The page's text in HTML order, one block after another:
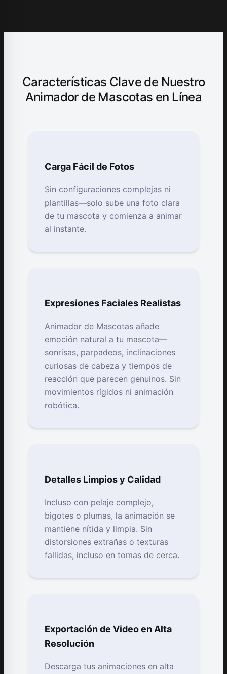
Características Clave de Nuestro
Animador de Mascotas en Línea
Carga Fácil de Fotos
Sin configuraciones complejas ni
plantillas—solo sube una foto clara
de tu mascota y comienza a animar
al instante.
Expresiones Faciales Realistas
Animador de Mascotas añade
emoción natural a tu mascota—
sonrisas, parpadeos, inclinaciones
curiosas de cabeza y tiempos de
reacción que parecen genuinos. Sin
movimientos rígidos ni animación
robótica.
Detalles Limpios y Calidad
Incluso con pelaje complejo,
bigotes o plumas, la animación se
mantiene nítida y limpia. Sin
distorsiones extrañas o texturas
fallidas, incluso en tomas de cerca.
Exportación de Video en Alta
Resolución
Descarga tus animaciones en alta